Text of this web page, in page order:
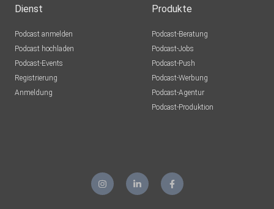
Dienst
Podcast anmelden
Podcast hochladen
Podcast-Events
Registrierung
Anmeldung
Produkte
Podcast-Beratung
Podcast-Jobs
Podcast-Push
Podcast-Werbung
Podcast-Agentur
Podcast-Produktion